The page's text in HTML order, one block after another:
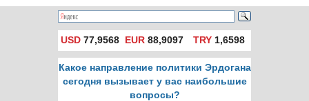
Фетхуллаха Гюлена
USD 77,9568 EUR 88,9097 TRY1,6598
Какое направление политики Эрдогана
сегодня вызывает у вас наибольшие
вопросы?